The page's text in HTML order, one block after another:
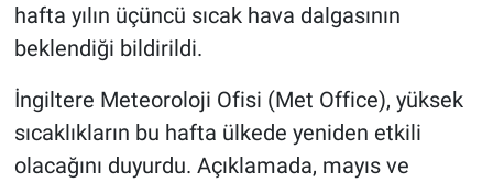
hafta yılın üçüncü sıcak hava dalgasının
beklendiği bildirildi.
İngiltere Meteoroloji Ofisi (Met Office), yüksek
sıcaklıkların bu hafta ülkede yeniden etkili
olacağını duyurdu. Açıklamada, mayıs ve
Günün görüntüsü
İlan